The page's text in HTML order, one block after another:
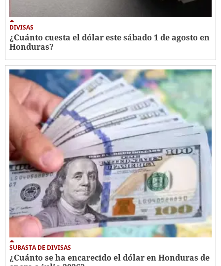
DIVISAS
¿Cuánto cuesta el dólar este sábado 1 de agosto en
Honduras?
SUBASTA DE DIVISAS
¿Cuánto se ha encarecido el dólar en Honduras de